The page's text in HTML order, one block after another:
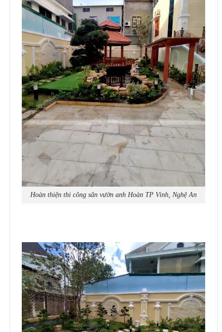
Hoàn thiện thi công sân vườn anh Hoàn TP Vinh, Nghệ An